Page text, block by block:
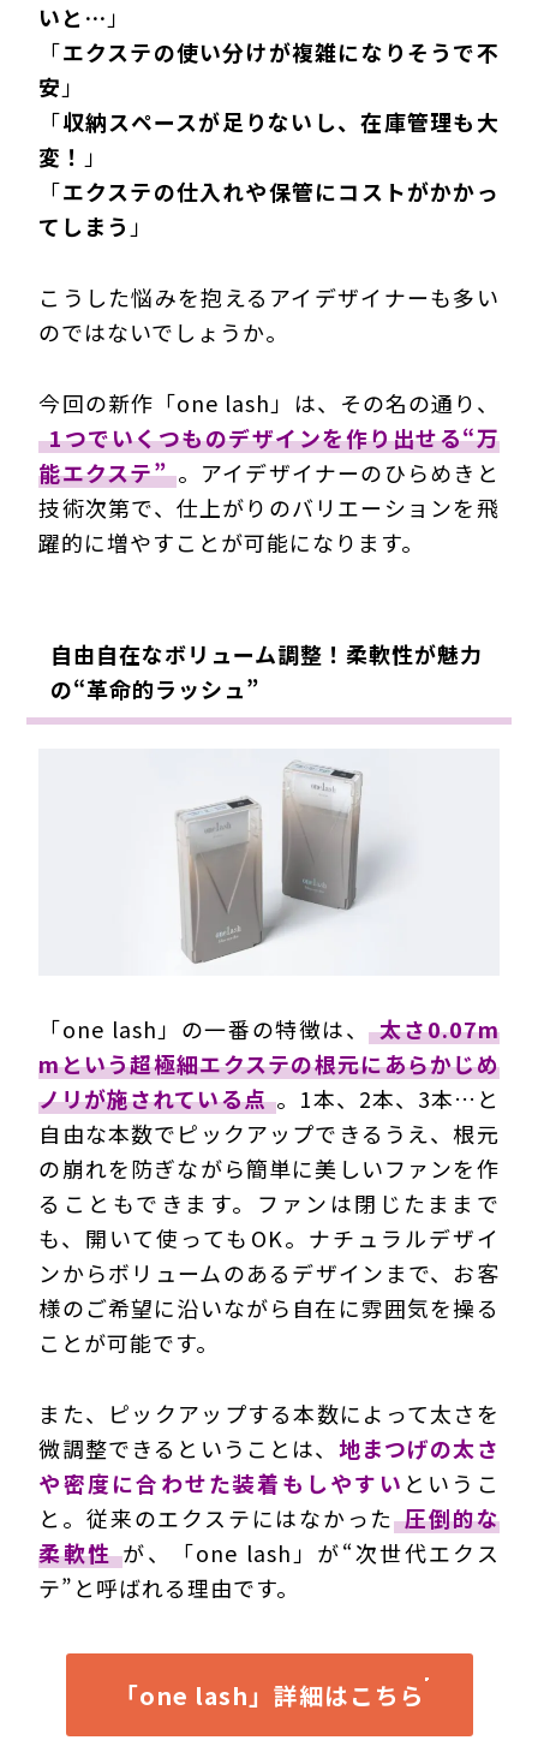
いと… 」
「エクステの使い分けが複雑になりそうで不
安 」
「収納スペースが足りないし、在庫管理も大
変！ 」
「エクステの仕入れや保管にコストがかかっ
てしまう 」
こうした悩みを抱えるアイデザイナーも多い
のではないでしょうか。
今回の新作「one lash」は、その名の通り、
1つでいくつものデザインを作り出せる“万
能エクステ” 。アイデザイナーのひらめきと
技術次第で、仕上がりのバリエーションを飛
躍的に増やすことが可能になります。
自由自在なボリューム調整！柔軟性が魅力
の“革命的ラッシュ”
「one lash」の一番の特徴は、 太さ0.07m
mという超極細エクステの根元にあらかじめ
ノリが施されている点 。1本、2本、3本…と
自由な本数でピックアップできるうえ、根元
の崩れを防ぎながら簡単に美しいファンを作
ることもできます。ファンは閉じたままで
も、開いて使ってもOK。ナチュラルデザイ
ンからボリュームのあるデザインまで、お客
様のご希望に沿いながら自在に雰囲気を操る
ことが可能です。
また、ピックアップする本数によって太さを
微調整できるということは、 地まつげの太さ
や密度に合わせた装着もしやすい というこ
と。従来のエクステにはなかった 圧倒的な
柔軟性 が、「one lash」が“次世代エクス
テ”と呼ばれる理由です。
「one lash」詳細はこちら